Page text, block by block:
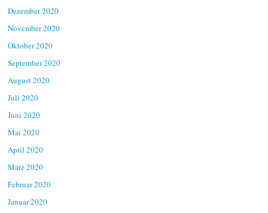
Dezember 2020
November 2020
Oktober 2020
September 2020
August 2020
Juli 2020
Juni 2020
Mai 2020
April 2020
März 2020
Februar 2020
Januar 2020